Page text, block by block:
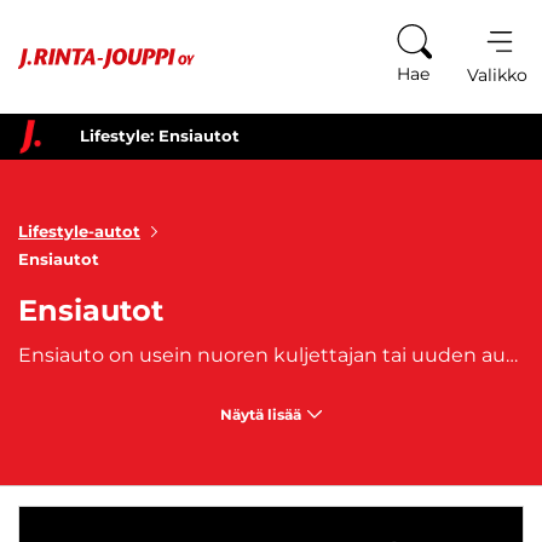
Hae Valikko
Lifestyle: Ensiautot
Lifestyle-autot
Ensiautot
Ensiautot
Ensiauto on usein nuoren kuljettajan tai uuden autoilijan ensimmäinen ajoneuvo – ja sen valinta on tärkeä askel kohti sujuvaa ja turvallista arkea. Meiltä J. Rinta-Joupilta löydät laajan valikoiman käytettyjä ensiautoja, jotka ovat edullisia, luotettavia ja polttoainetaloudellisia.
Näytä lisää